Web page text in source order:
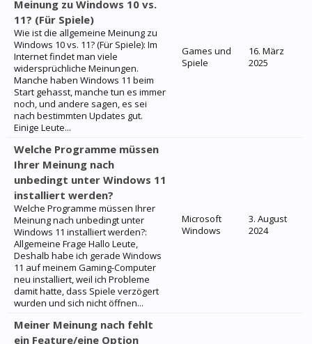
Meinung zu Windows 10 vs.
11? (Für Spiele)
Wie ist die allgemeine Meinung zu
Windows 10 vs. 11? (Für Spiele): Im
Internet findet man viele
widersprüchliche Meinungen.
Manche haben Windows 11 beim
Start gehasst, manche tun es immer
noch, und andere sagen, es sei
nach bestimmten Updates gut.
Einige Leute...
Games und
Spiele
16. März
2025
Welche Programme müssen
Ihrer Meinung nach
unbedingt unter Windows 11
installiert werden?
Welche Programme müssen Ihrer
Meinung nach unbedingt unter
Windows 11 installiert werden?:
Allgemeine Frage Hallo Leute,
Deshalb habe ich gerade Windows
11 auf meinem Gaming-Computer
neu installiert, weil ich Probleme
damit hatte, dass Spiele verzögert
wurden und sich nicht öffnen...
Microsoft
Windows
3. August
2024
Meiner Meinung nach fehlt
ein Feature/eine Option